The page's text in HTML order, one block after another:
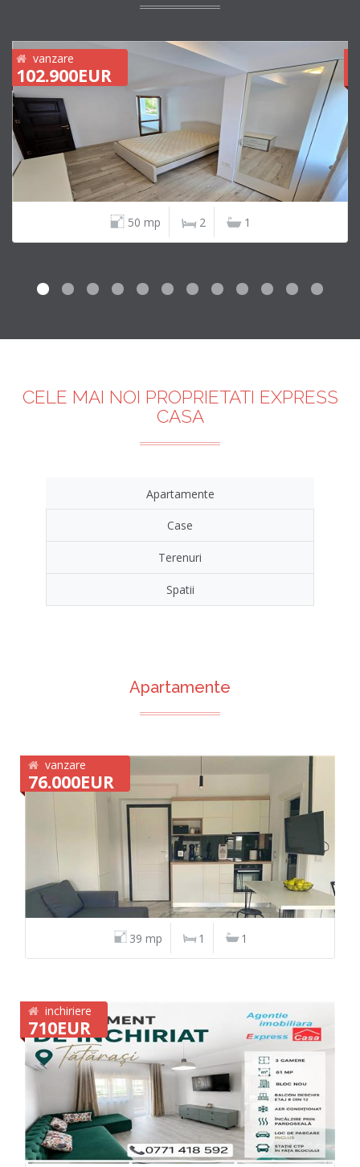
vanzare
102.900EUR
50 mp 2 1
CELE MAI NOI PROPRIETATI EXPRESS
CASA
Apartamente
Case
Terenuri
Spatii
Apartamente
vanzare
76.000EUR
39 mp 1 1
inchiriere
710EUR